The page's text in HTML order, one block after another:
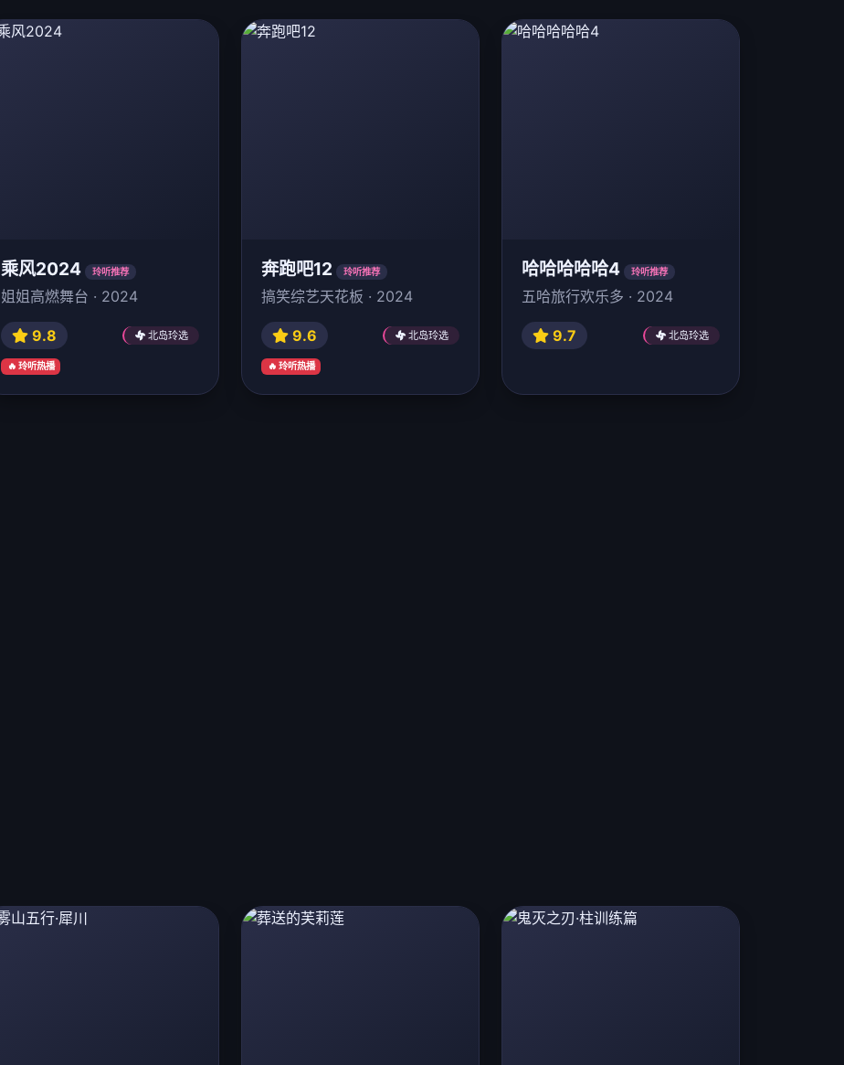
乘风2024 玲听推荐
姐姐高燃舞台 · 2024
9.8 北岛玲选
🔥 玲听热播
奔跑吧12 玲听推荐
搞笑综艺天花板 · 2024
9.6 北岛玲选
🔥 玲听热播
哈哈哈哈哈4 玲听推荐
五哈旅行欢乐多 · 2024
9.7 北岛玲选